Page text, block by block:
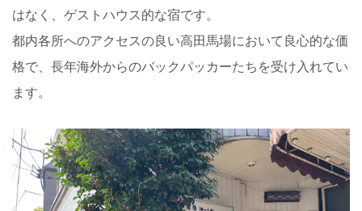
はなく、ゲストハウス的な宿です。
都内各所へのアクセスの良い高田馬場において良心的な価
格で、長年海外からのバックパッカーたちを受け入れてい
ます。